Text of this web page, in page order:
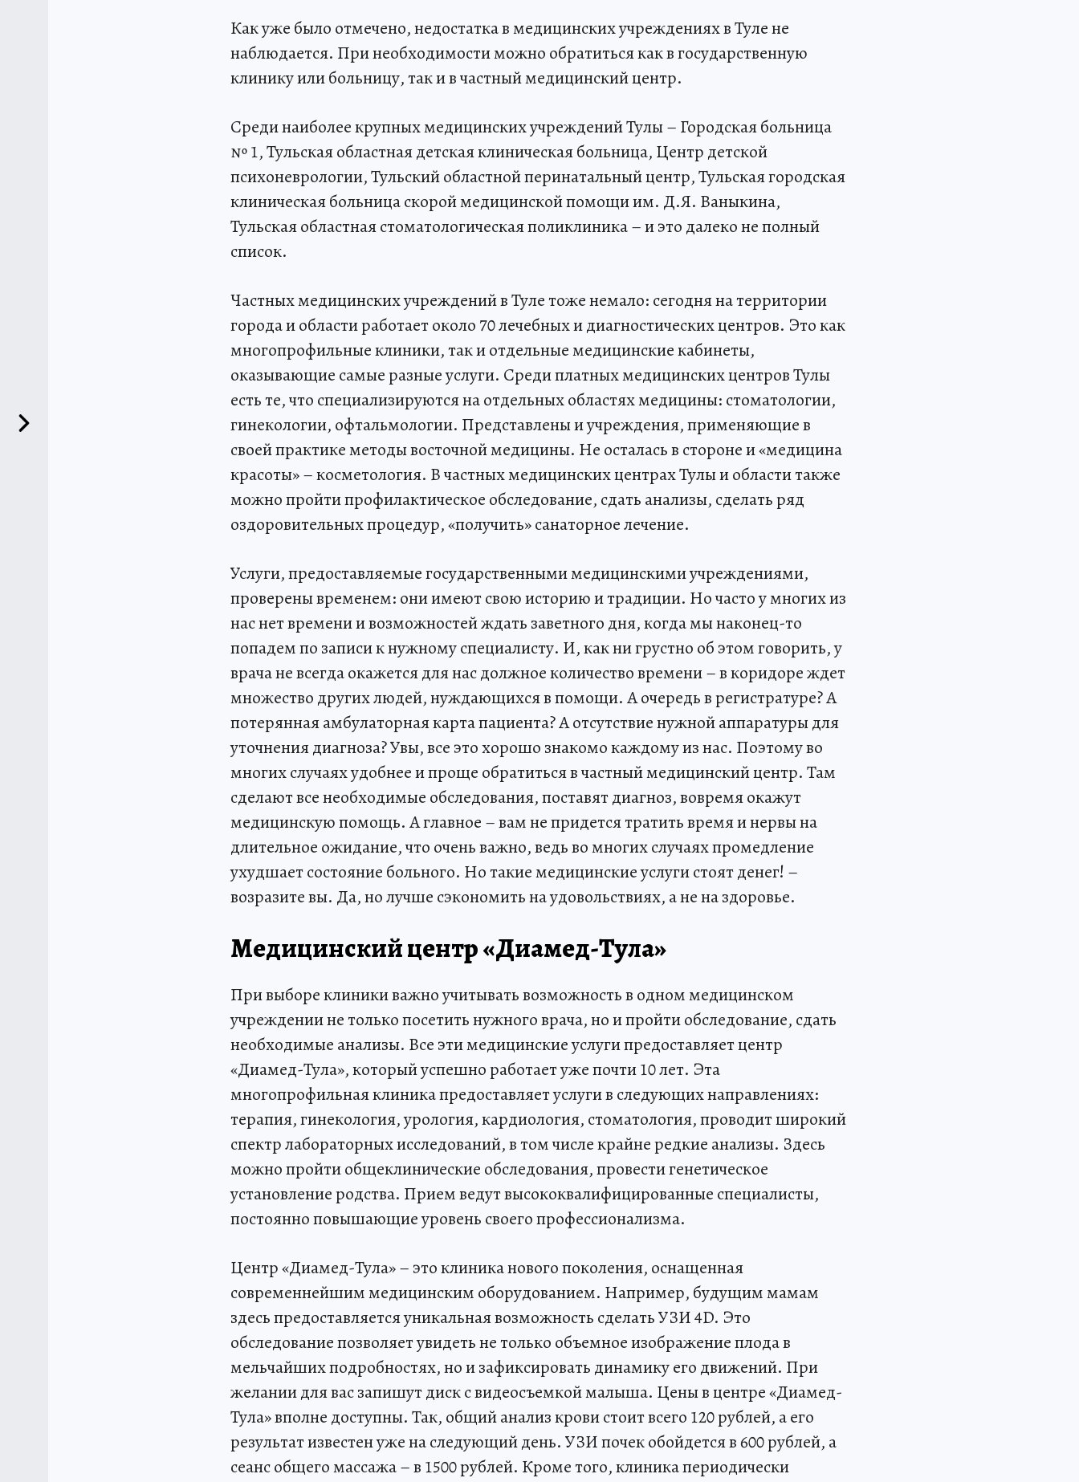
Как уже было отмечено, недостатка в медицинских учреждениях в Туле не
наблюдается. При необходимости можно обратиться как в государственную
клинику или больницу, так и в частный медицинский центр.
Среди наиболее крупных медицинских учреждений Тулы – Городская больница
№ 1, Тульская областная детская клиническая больница, Центр детской
психоневрологии, Тульский областной перинатальный центр, Тульская городская
клиническая больница скорой медицинской помощи им. Д.Я. Ваныкина,
Тульская областная стоматологическая поликлиника – и это далеко не полный
список.
Частных медицинских учреждений в Туле тоже немало: сегодня на территории
города и области работает около 70 лечебных и диагностических центров. Это как
многопрофильные клиники, так и отдельные медицинские кабинеты,
оказывающие самые разные услуги. Среди платных медицинских центров Тулы
есть те, что специализируются на отдельных областях медицины: стоматологии,
гинекологии, офтальмологии. Представлены и учреждения, применяющие в
своей практике методы восточной медицины. Не осталась в стороне и «медицина
красоты» – косметология. В частных медицинских центрах Тулы и области также
можно пройти профилактическое обследование, сдать анализы, сделать ряд
оздоровительных процедур, «получить» санаторное лечение.
Услуги, предоставляемые государственными медицинскими учреждениями,
проверены временем: они имеют свою историю и традиции. Но часто у многих из
нас нет времени и возможностей ждать заветного дня, когда мы наконец-то
попадем по записи к нужному специалисту. И, как ни грустно об этом говорить, у
врача не всегда окажется для нас должное количество времени – в коридоре ждет
множество других людей, нуждающихся в помощи. А очередь в регистратуре? А
потерянная амбулаторная карта пациента? А отсутствие нужной аппаратуры для
уточнения диагноза? Увы, все это хорошо знакомо каждому из нас. Поэтому во
многих случаях удобнее и проще обратиться в частный медицинский центр. Там
сделают все необходимые обследования, поставят диагноз, вовремя окажут
медицинскую помощь. А главное – вам не придется тратить время и нервы на
длительное ожидание, что очень важно, ведь во многих случаях промедление
ухудшает состояние больного. Но такие медицинские услуги стоят денег! –
возразите вы. Да, но лучше сэкономить на удовольствиях, а не на здоровье.
Медицинский центр «Диамед-Тула»
При выборе клиники важно учитывать возможность в одном медицинском
учреждении не только посетить нужного врача, но и пройти обследование, сдать
необходимые анализы. Все эти медицинские услуги предоставляет центр
«Диамед-Тула», который успешно работает уже почти 10 лет. Эта
многопрофильная клиника предоставляет услуги в следующих направлениях:
терапия, гинекология, урология, кардиология, стоматология, проводит широкий
спектр лабораторных исследований, в том числе крайне редкие анализы. Здесь
можно пройти общеклинические обследования, провести генетическое
установление родства. Прием ведут высококвалифицированные специалисты,
постоянно повышающие уровень своего профессионализма.
Центр «Диамед-Тула» – это клиника нового поколения, оснащенная
современнейшим медицинским оборудованием. Например, будущим мамам
здесь предоставляется уникальная возможность сделать УЗИ 4D. Это
обследование позволяет увидеть не только объемное изображение плода в
мельчайших подробностях, но и зафиксировать динамику его движений. При
желании для вас запишут диск с видеосъемкой малыша. Цены в центре «Диамед-
Тула» вполне доступны. Так, общий анализ крови стоит всего 120 рублей, а его
результат известен уже на следующий день. УЗИ почек обойдется в 600 рублей, а
сеанс общего массажа – в 1500 рублей. Кроме того, клиника периодически